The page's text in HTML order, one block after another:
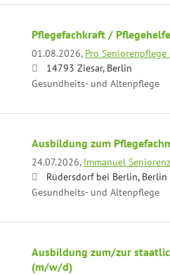
Pflegefachkraft /
01.08.2026, Pro Seniorenpflege
14793 Ziesar, Berlin
Gesundheits- und Altenpflege
Ausbildung zum
24.07.2026, Immanuel
Rüdersdorf bei Berlin, Berlin
Gesundheits- und Altenpflege
Ausbildung zum/zur
(m/w/d)